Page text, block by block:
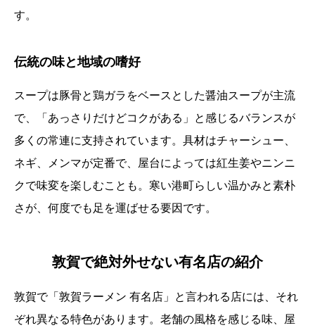
す。
伝統の味と地域の嗜好
スープは豚骨と鶏ガラをベースとした醤油スープが主流
で、「あっさりだけどコクがある」と感じるバランスが
多くの常連に支持されています。具材はチャーシュー、
ネギ、メンマが定番で、屋台によっては紅生姜やニンニ
クで味変を楽しむことも。寒い港町らしい温かみと素朴
さが、何度でも足を運ばせる要因です。
敦賀で絶対外せない有名店の紹介
敦賀で「敦賀ラーメン 有名店」と言われる店には、それ
ぞれ異なる特色があります。老舗の風格を感じる味、屋